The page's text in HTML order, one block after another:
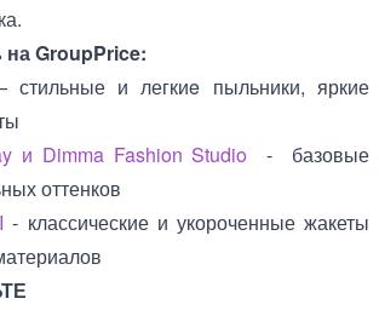
GroupPrice:
стильные и легкиe пыльники, яркие
и Dimma Fashion Studio
- базовые
оттенков
- классические и укороченные жакеты